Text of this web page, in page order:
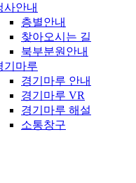
사안내
층별안내
찾아오시는 길
북부분원안내
기마루
경기마루 안내
경기마루 VR
경기마루 해설
소통창구